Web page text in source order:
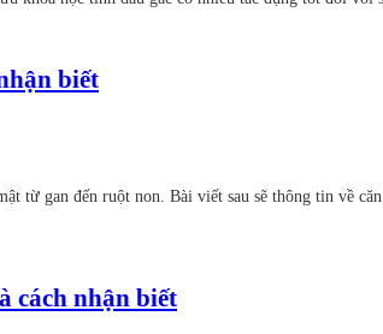
biết
gan đến ruột non. Bài viết sau sẽ thông tin về
cách nhận biết